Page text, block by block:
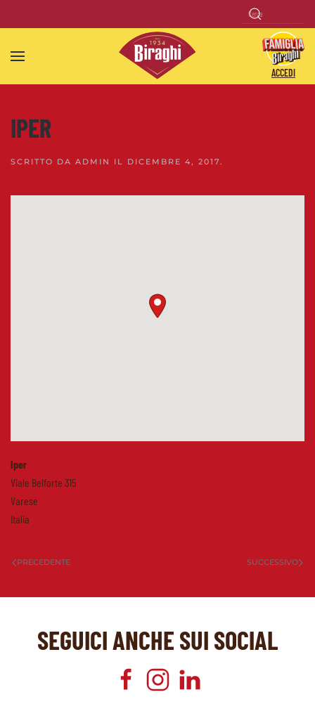
Skip to main content
ACCEDI
IPER
SCRITTO DA ADMIN IL DICEMBRE 4, 2017.
Iper
Viale Belforte 315
Varese
Italia
PRECEDENTE SUCCESSIVO
SEGUICI ANCHE SUI SOCIAL